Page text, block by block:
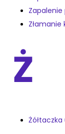
Zapalenie
Ż
Żółtaczka